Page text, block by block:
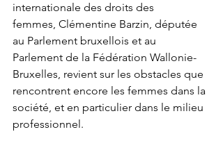
internationale des droits des
femmes, Clémentine Barzin, députée
au Parlement bruxellois et au
Parlement de la Fédération Wallonie-
Bruxelles, revient sur les obstacles que
rencontrent encore les femmes dans la
société, et en particulier dans le milieu
professionnel.